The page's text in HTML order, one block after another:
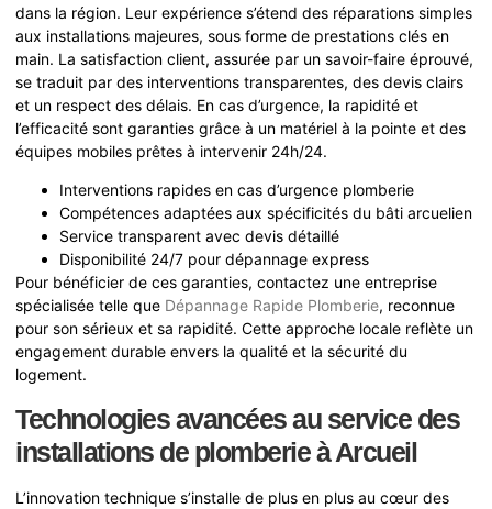
dans la région. Leur expérience s’étend des réparations simples
aux installations majeures, sous forme de prestations clés en
main. La satisfaction client, assurée par un savoir-faire éprouvé,
se traduit par des interventions transparentes, des devis clairs
et un respect des délais. En cas d’urgence, la rapidité et
l’efficacité sont garanties grâce à un matériel à la pointe et des
équipes mobiles prêtes à intervenir 24h/24.
Interventions rapides en cas d’urgence plomberie
Compétences adaptées aux spécificités du bâti arcuelien
Service transparent avec devis détaillé
Disponibilité 24/7 pour dépannage express
Pour bénéficier de ces garanties, contactez une entreprise
spécialisée telle que Dépannage Rapide Plomberie, reconnue
pour son sérieux et sa rapidité. Cette approche locale reflète un
engagement durable envers la qualité et la sécurité du
logement.
Technologies avancées au service des
installations de plomberie à Arcueil
L’innovation technique s’installe de plus en plus au cœur des